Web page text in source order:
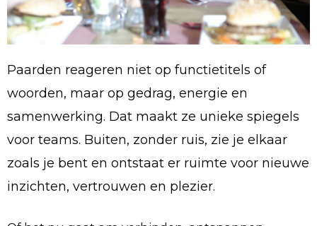
Paarden reageren niet op functietitels of
woorden, maar op gedrag, energie en
samenwerking. Dat maakt ze unieke spiegels
voor teams. Buiten, zonder ruis, zie je elkaar
zoals je bent en ontstaat er ruimte voor nieuwe
inzichten, vertrouwen en plezier.